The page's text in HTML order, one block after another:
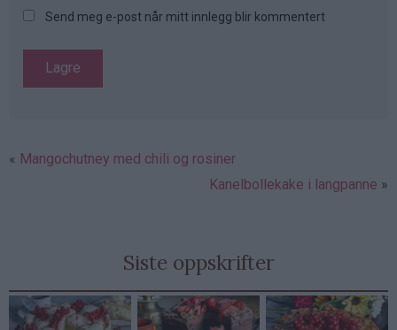
Send meg e-post når mitt innlegg blir kommentert
Mangochutney med chili og rosiner
Kanelbollekake i langpanne
Siste oppskrifter